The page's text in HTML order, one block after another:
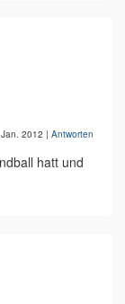
2012 | Antworten
hatt und